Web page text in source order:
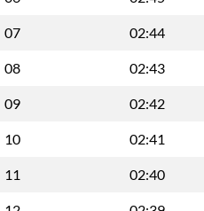
07 02:44
08 02:43
09 02:42
10 02:41
11 02:40